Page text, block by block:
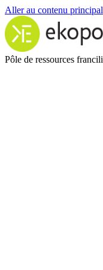
Aller au contenu principal
Pôle de ressources